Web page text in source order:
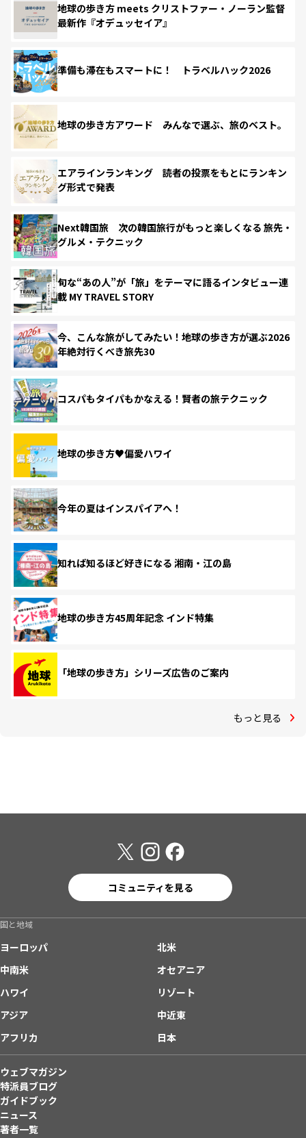
地球の歩き方 meets クリストファー・ノーラン監督
最新作『オデュッセイア』
準備も滞在もスマートに！ トラベルハック2026
地球の歩き方アワード みんなで選ぶ、旅のベスト。
エアラインランキング 読者の投票をもとにランキン
グ形式で発表
Next韓国旅 次の韓国旅行がもっと楽しくなる 旅先・
グルメ・テクニック
旬な“あの人”が「旅」をテーマに語るインタビュー連
載 MY TRAVEL STORY
今、こんな旅がしてみたい！地球の歩き方が選ぶ2026
年絶対行くべき旅先30
コスパもタイパもかなえる！賢者の旅テクニック
地球の歩き方♥偏愛ハワイ
今年の夏はインスパイアへ！
知れば知るほど好きになる 湘南・江の島
地球の歩き方45周年記念 インド特集
「地球の歩き方」シリーズ広告のご案内
もっと見る
コミュニティを見る
国と地域
ヨーロッパ
北米
中南米
オセアニア
ハワイ
リゾート
アジア
中近東
アフリカ
日本
ウェブマガジン
特派員ブログ
ガイドブック
ニュース
著者一覧